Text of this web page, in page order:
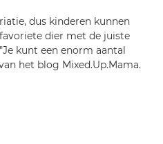
dus kinderen kunnen
dier met de juiste
kunt een enorm aantal
het blog Mixed.Up.Mama.